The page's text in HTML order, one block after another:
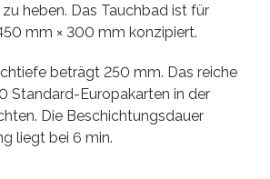
heben. Das Tauchbad ist für
mm × 300 mm konzipiert.
beträgt 250 mm. Das reiche
Standard-Europakarten in der
Die Beschichtungsdauer
liegt bei 6 min.